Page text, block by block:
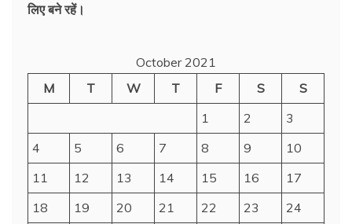
लिए बने रहें।
October 2021
M
T W T F S
S
1
2
3
4
5 6 7 8 9
10
11
12 13 14 15 16
17
18
19 20 21 22 23
24